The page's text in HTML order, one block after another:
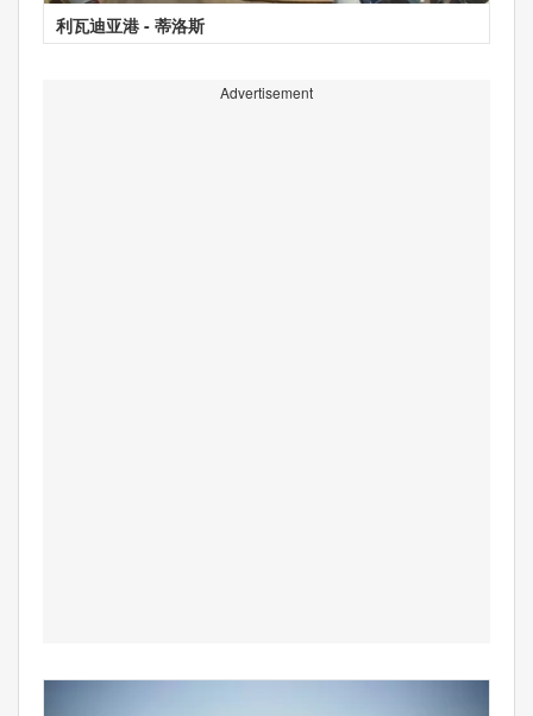
利瓦迪亚港 - 蒂洛斯
Advertisement